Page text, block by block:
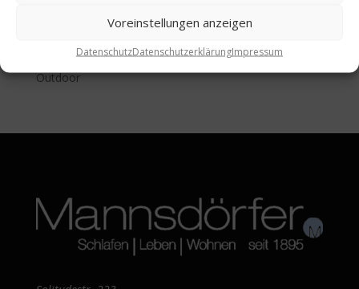
Voreinstellungen anzeigen
DatenschutzDatenschutzerklärungImpressum
Outdoor